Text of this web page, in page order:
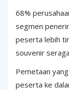
68%
segmen
peserta lebih
souvenir
Pemetaan
peserta ke